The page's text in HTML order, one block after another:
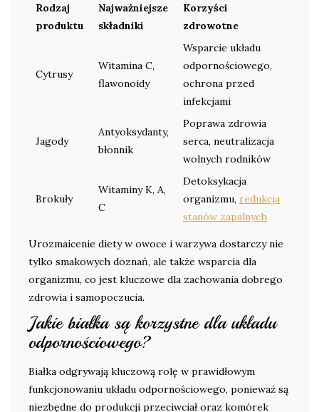
Rodzaj
produktu
Najważniejsze
składniki
Korzyści
zdrowotne
Cytrusy
Witamina C,
flawonoidy
Wsparcie układu
odpornościowego,
ochrona przed
infekcjami
Jagody
Antyoksydanty,
błonnik
Poprawa zdrowia
serca, neutralizacja
wolnych rodników
Brokuły
Witaminy K, A,
C
Detoksykacja
organizmu, redukcja
stanów zapalnych
Urozmaicenie diety w owoce i warzywa dostarczy nie
tylko smakowych doznań, ale także wsparcia dla
organizmu, co jest kluczowe dla zachowania dobrego
zdrowia i samopoczucia.
Jakie białka są korzystne dla układu
odpornościowego?
Białka odgrywają kluczową rolę w prawidłowym
funkcjonowaniu układu odpornościowego, ponieważ są
niezbędne do produkcji przeciwciał oraz komórek